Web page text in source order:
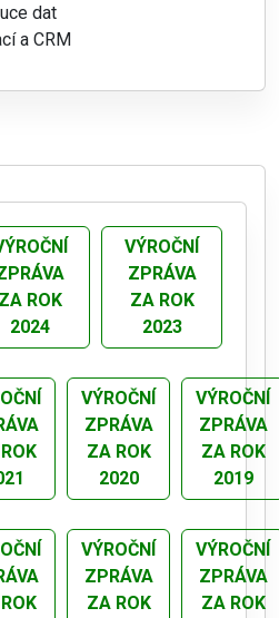
dat
a CRM
ZA ROK
2024
VÝROČNÍ
ZPRÁVA
ZA ROK
2023
VÝROČNÍ
ZPRÁVA
ZA ROK
2020
VÝROČNÍ
ZPRÁVA
ZA ROK
2019
VÝROČNÍ
ZPRÁVA
ZA ROK
VÝROČNÍ
ZPRÁVA
ZA ROK